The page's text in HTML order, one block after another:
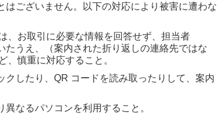
はございません。以下の対応により被害に遭わな
お取引に必要な情報を回答せず、担当者
内された折り返しの連絡先ではな
、慎重に対応すること。
したり、QR コードを読み取ったりして、案内
なるパソコンを利用すること。